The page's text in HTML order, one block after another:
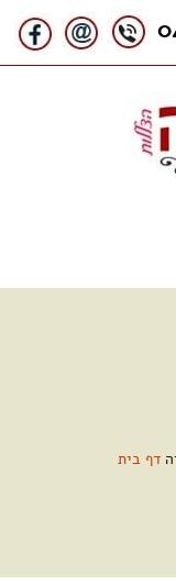
במוצרי
ובבדים
דף בית